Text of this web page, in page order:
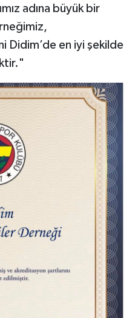
adına büyük bir
Didim’de en iyi şekilde